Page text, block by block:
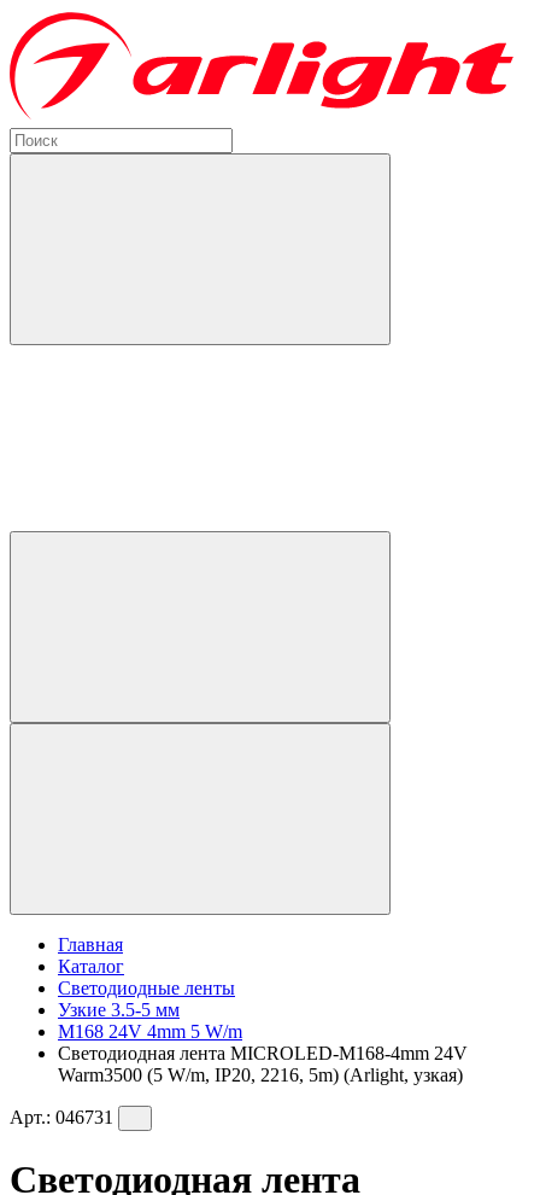
Главная
Каталог
Светодиодные ленты
Узкие 3.5-5 мм
M168 24V 4mm 5 W/m
Светодиодная лента MICROLED-M168-4mm 24V
Warm3500 (5 W/m, IP20, 2216, 5m) (Arlight, узкая)
Арт.: 046731
Светодиодная лента